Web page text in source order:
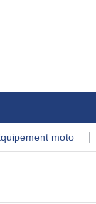
equipement moto